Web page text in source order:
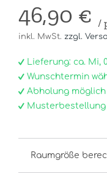
46,90 € /
inkl. MwSt. zzgl.
Lieferung: ca. Mi,
Wunschtermin
Abholung möglich
Raumgröße